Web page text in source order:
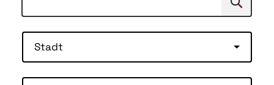
Suchen
Stadt